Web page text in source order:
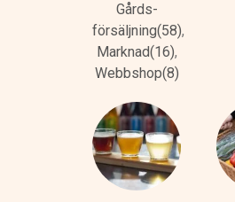
Gårds­
försäljning(58),
Marknad(16),
Webbshop(8)